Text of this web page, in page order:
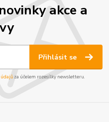
akce a
Přihlásit se
za účelem rozesílky newsletteru.